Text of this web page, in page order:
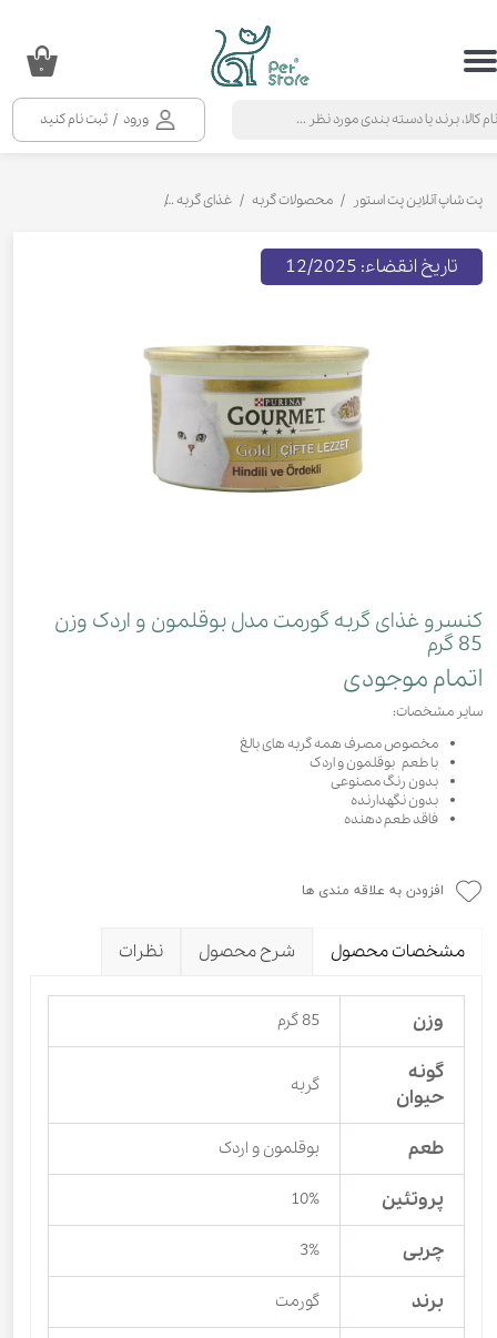
ورود / ثبت نام کنید
حساب کاربری من
خروج از حساب کاربری
۰
پت شاپ آنلاین پت استور محصولات گربه غذای گربه
کنسرو غذای گربه گورمت مدل بوقلمون و اردک وزن
85 گرم
اتمام موجودی
سایر مشخصات:
مخصوص مصرف همه گربه های بالغ
با طعم بوقلمون و اردک
بدون رنگ مصنوعی
بدون نگهدارنده
فاقد طعم دهنده
تاریخ انقضاء: 12/2025
افزودن به علاقه مندی ها
مشخصات محصول شرح محصول نظرات
وزن 85 گرم
گونه
حیوان
گربه
طعم بوقلمون و اردک
پروتئین 10%
چربی 3%
برند گورمت